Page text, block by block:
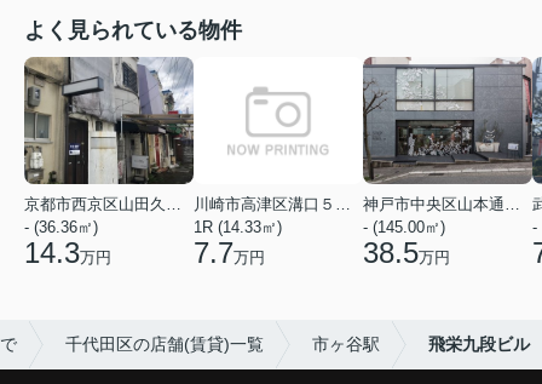
よく見られている物件
京都市西京区山田久田町
- (36.36㎡)
14.3万円
川崎市高津区溝口５丁目
1R (14.33㎡)
7.7万円
神戸市中央区山本通２丁目
- (145.00㎡)
38.5万円
-
千代田区の店舗(賃貸)一覧 市ヶ谷駅 飛栄九段ビル